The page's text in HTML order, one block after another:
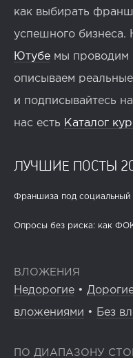
как выбирать
успешного бизнеса.
Ютубе мы проводим
описываем
и подписывайтесь
нас есть Каталог
ЛУЧШИЕ ПОСТЫ
Франшиза под социальный
Опросы без риска: как
ВЛОЖЕНИЯ
Недорогие •
вложениями • Без
ПО ДИАПАЗОНУ